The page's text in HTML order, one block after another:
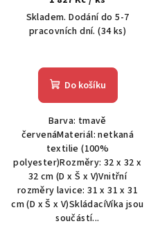
Skladem. Dodání do 5-7
pracovních dní.(34 ks)
Do košíku
Barva: tmavě
červenáMateriál: netkaná
textilie (100%
polyester)Rozměry: 32 x 32 x
32 cm (D x Š x V)Vnitřní
rozměry lavice: 31 x 31 x 31
cm (D x Š x V)SkládacíVíka jsou
součástí...